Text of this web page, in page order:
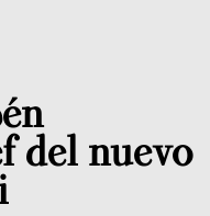
del nuevo